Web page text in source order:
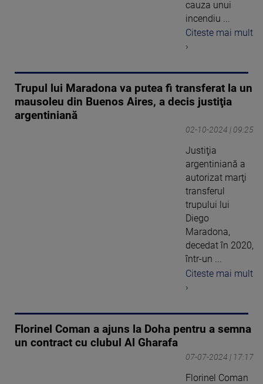
cauza unui
incendiu ...
Citeste mai mult
›
Trupul lui Maradona va putea fi transferat la un
mausoleu din Buenos Aires, a decis justiţia
argentiniană
02-10-2024 | 09:25
Justiţia
argentiniană a
autorizat marţi
transferul
trupului lui
Diego
Maradona,
decedat în 2020,
într-un ...
Citeste mai mult
›
Florinel Coman a ajuns la Doha pentru a semna
un contract cu clubul Al Gharafa
07-07-2024 | 17:17
Florinel Coman